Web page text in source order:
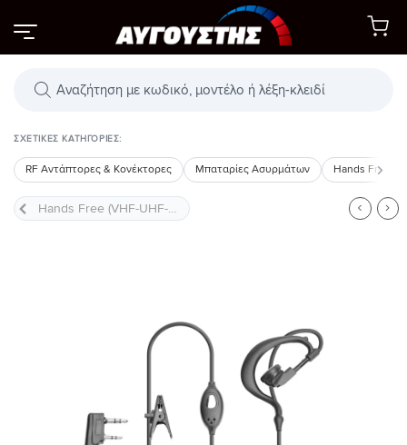
στο
περιεχόμενο
Αναζήτηση
ΣΧΕΤΙΚΈΣ ΚΑΤΗΓΟΡΊΕΣ:
RF Αντάπτορες & Κονέκτορες Μπαταρίες Ασυρμάτων Hands Free
Προσθήκη
στη Λίστα